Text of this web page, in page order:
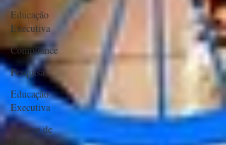
Educação
Executiva
Compliance
Pesquisa
Educação
Executiva
Análise de